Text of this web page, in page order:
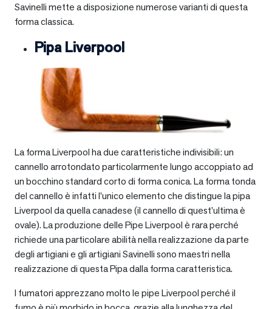
Savinelli mette a disposizione numerose varianti di questa
forma classica.
Pipa Liverpool
La forma Liverpool ha due caratteristiche indivisibili: un
cannello arrotondato particolarmente lungo accoppiato ad
un bocchino standard corto di forma conica. La forma tonda
del cannello è infatti l’unico elemento che distingue la pipa
Liverpool da quella canadese (il cannello di quest’ultima è
ovale). La produzione delle Pipe Liverpool è rara perché
richiede una particolare abilità nella realizzazione da parte
degli artigiani e gli artigiani Savinelli sono maestri nella
realizzazione di questa Pipa dalla forma caratteristica.
I fumatori apprezzano molto le pipe Liverpool perché il